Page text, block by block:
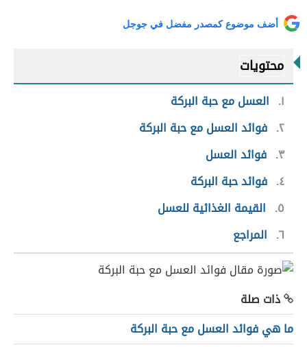
أضف موضوع كمصدر مفضل في جوجل
محتويات
١
العسل مع حبة البركة
٢ فوائد العسل مع حبة البركة
٣ فوائد العسل
٤ فوائد حبة البركة
٥
القيمة الغذائية للعسل
٦ المراجع
ذات صلة
ما هي فوائد العسل مع حبة البركة